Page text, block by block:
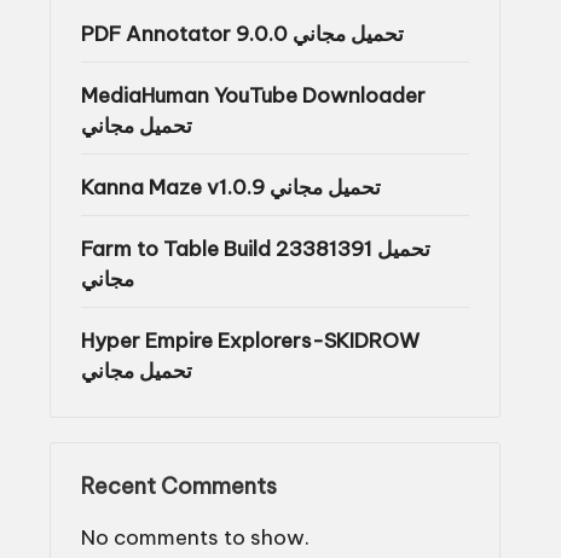
PDF Annotator 9.0.0 تحميل مجاني
MediaHuman YouTube Downloader
تحميل مجاني
Kanna Maze v1.0.9 تحميل مجاني
Farm to Table Build 23381391 تحميل
مجاني
Hyper Empire Explorers-SKIDROW
تحميل مجاني
Recent Comments
No comments to show.